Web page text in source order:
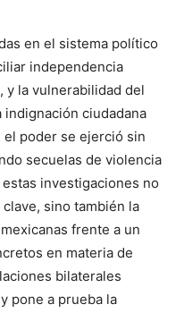
en el sistema político
independencia
y la vulnerabilidad del
indignación ciudadana
poder se ejerció sin
secuelas de violencia
investigaciones no
sino también la
frente a un
en materia de
bilaterales
pone a prueba la